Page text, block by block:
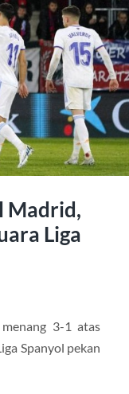
Madrid,
Liga
3-1 atas
Spanyol pekan